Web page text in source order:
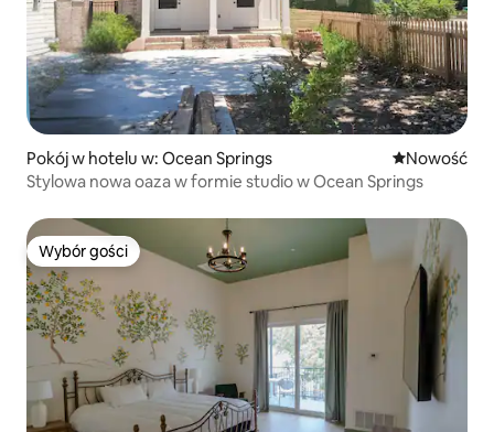
Pokój w hotelu w: Ocean Springs Nowe
Nowość
Stylowa nowa oaza w formie studio w Ocean Springs
Wybór gości
Wybór gości